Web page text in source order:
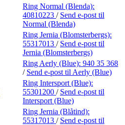
Ring Normal (Blenda):
40810223 / Send e-post til
Normal (Blenda)
Ring Jernia (Blomsterbergs):
55317013 / Send e-post til
Jernia (Blomsterbergs)
Ring Aerly (Blue): 940 35 368
/ Send e-post til Aerly (Blue)
Ring Intersport (Blue):
55301200 / Send e-post til
Intersport (Blue)
Ring Jernia (Blåtind):
55317013 / Send e-post til